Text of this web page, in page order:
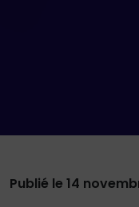
Publié le 14